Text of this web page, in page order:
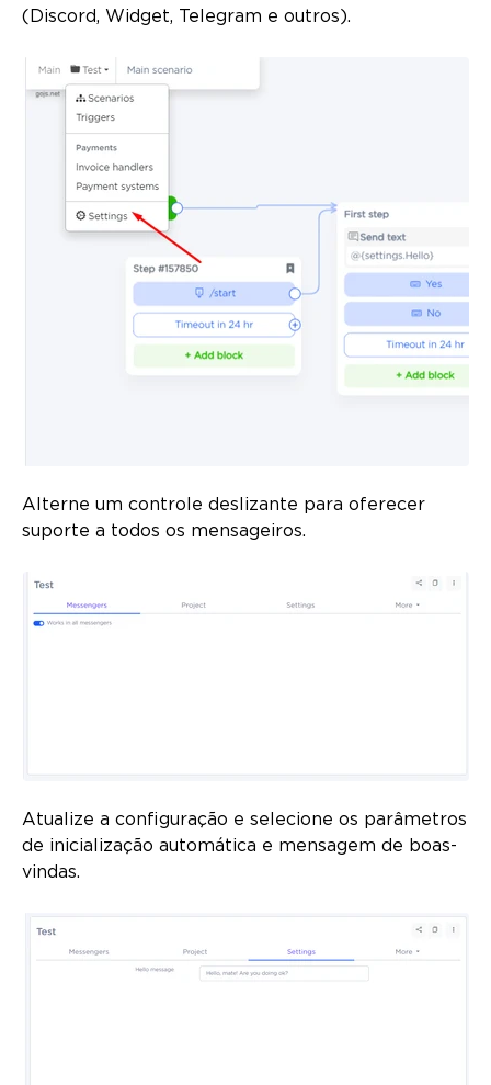
(Discord, Widget, Telegram e outros).
Alterne um controle deslizante para oferecer
suporte a todos os mensageiros.
Atualize a configuração e selecione os parâmetros
de inicialização automática e mensagem de boas-
vindas.